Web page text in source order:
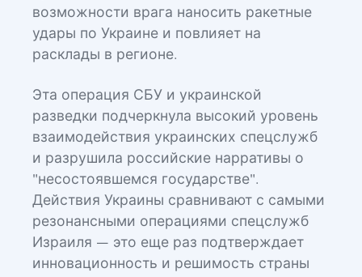
возможности врага наносить ракетные
удары по Украине и повлияет на
расклады в регионе.
Эта операция СБУ и украинской
разведки подчеркнула высокий уровень
взаимодействия украинских спецслужб
и разрушила российские нарративы о
"несостоявшемся государстве".
Действия Украины сравнивают с самыми
резонансными операциями спецслужб
Израиля — это еще раз подтверждает
инновационность и решимость страны